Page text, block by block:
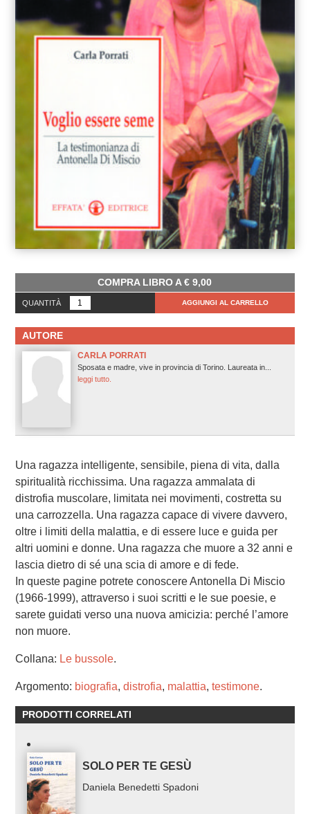
COMPRA LIBRO A€ 9,00
QUANTITÀ AGGIUNGI AL CARRELLO
AUTORE
CARLA PORRATI
Sposata e madre, vive in provincia di Torino. Laureata in...
leggi tutto.
Una ragazza intelligente, sensibile, piena di vita, dalla
spiritualità ricchissima. Una ragazza ammalata di
distrofia muscolare, limitata nei movimenti, costretta su
una carrozzella. Una ragazza capace di vivere davvero,
oltre i limiti della malattia, e di essere luce e guida per
altri uomini e donne. Una ragazza che muore a 32 anni e
lascia dietro di sé una scia di amore e di fede.
In queste pagine potrete conoscere Antonella Di Miscio
(1966-1999), attraverso i suoi scritti e le sue poesie, e
sarete guidati verso una nuova amicizia: perché l’amore
non muore.
Collana: Le bussole.
Argomento: biografia, distrofia, malattia, testimone.
PRODOTTI CORRELATI
SOLO PER TE GESÙ
Daniela Benedetti Spadoni